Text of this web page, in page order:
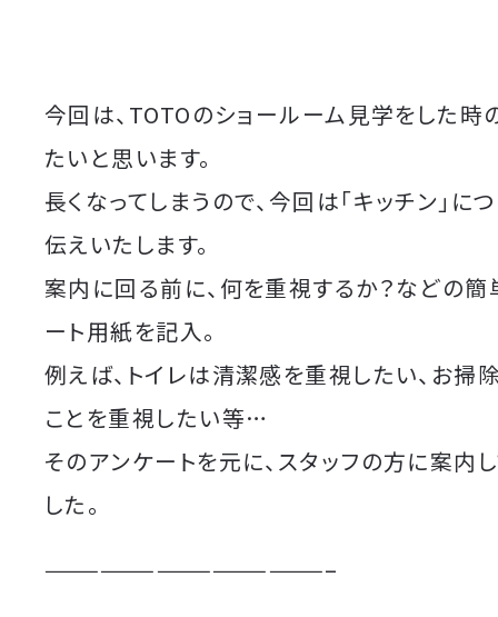
今回は、TOTOのショールーム見学をした時
たいと思います。
長くなってしまうので、今回は「キッチン」に
伝えいたします。
案内に回る前に、何を重視するか？などの
ート用紙を記入。
例えば、トイレは清潔感を重視したい、お掃
ことを重視したい等…
そのアンケートを元に、スタッフの方に案内
した。
———————————————–